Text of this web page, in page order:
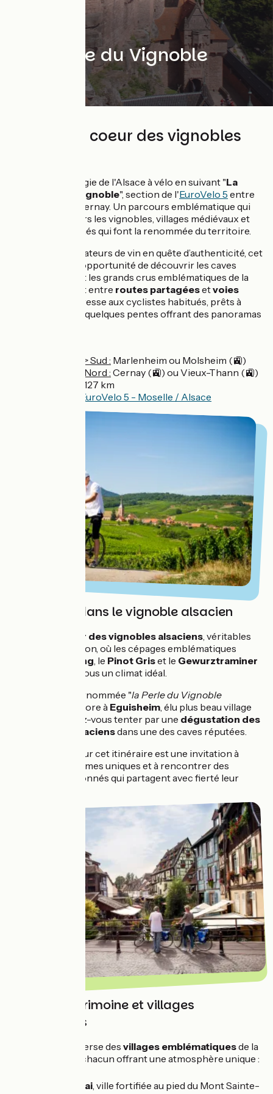
Véloroute du Vignoble
127 km au coeur des vignobles
Découvrez la magie de l'Alsace à vélo en suivant "La
Véloroute du Vignoble", section de l'EuroVelo 5 entre
Marlenheim et Cernay. Un parcours emblématique qui
serpente à travers les vignobles, villages médiévaux et
paysages vallonnés qui font la renommée du territoire.
Idéal pour les amateurs de vin en quête d’authenticité, cet
itinéraire offre l’opportunité de découvrir les caves
traditionnelles et les grands crus emblématiques de la
région. Alternant entre routes partagéesetvoies
, il s’adresse aux cyclistes habitués, prêts à
relever le défi de quelques pentes offrant des panoramas
Nord > Sud : Marlenheim ou Molsheim (🚉)
Sud > Nord : Cernay (🚉) ou Vieux-Thann (🚉)
: 127 km
EuroVelo 5 - Moselle / Alsace
Immersion dans le vignoble alsacien
cœur des vignobles alsaciens, véritables
trésors de la région, où les cépages emblématiques
Riesling, le Pinot Griset le Gewurztraminer
s’épanouissent sous un climat idéal.
, surnommée "la Perle du Vignoble
", ou encore à Eguisheim, élu plus beau village
de France, laissez-vous tenter par une dégustation des
grands crus alsaciensdans une des caves réputées.
Chaque détour sur cet itinéraire est une invitation à
savourer des arômes uniques et à rencontrer des
vignerons passionnés qui partagent avec fierté leur
Histoire, patrimoine et villages
pittoresques
Le parcours traverse des villages emblématiquesde la
Route des Vins, chacun offrant une atmosphère unique :
Obernai, ville fortifiée au pied du Mont Sainte-